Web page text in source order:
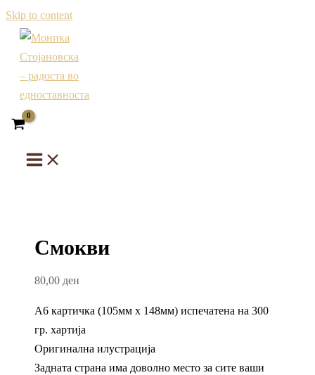
Skip to content
Смокви
80,00 ден
А6 картичка (105мм х 148мм) испечатена на 300
гр. хартија
Оригинална илустрација
Задната страна има доволно место за сите ваши